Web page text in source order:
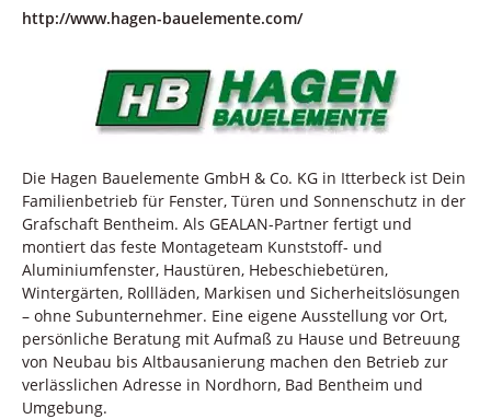
http://www.hagen-bauelemente.com/
Die Hagen Bauelemente GmbH & Co. KG in Itterbeck ist Dein
Familienbetrieb für Fenster, Türen und Sonnenschutz in der
Grafschaft Bentheim. Als GEALAN-Partner fertigt und
montiert das feste Montageteam Kunststoff- und
Aluminiumfenster, Haustüren, Hebeschiebetüren,
Wintergärten, Rollläden, Markisen und Sicherheitslösungen
– ohne Subunternehmer. Eine eigene Ausstellung vor Ort,
persönliche Beratung mit Aufmaß zu Hause und Betreuung
von Neubau bis Altbausanierung machen den Betrieb zur
verlässlichen Adresse in Nordhorn, Bad Bentheim und
Umgebung.